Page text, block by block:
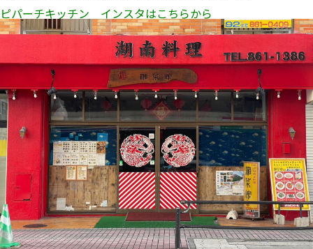
ピパーチキッチン インスタはこちらから